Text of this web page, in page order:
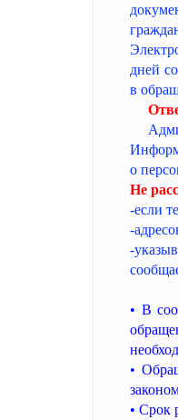
дней
в
о
Не
-если
-
-
• В
•
• Срок